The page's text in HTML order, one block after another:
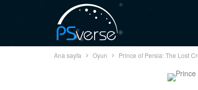
Ana sayfa Oyun Prince of Persia: The Lost